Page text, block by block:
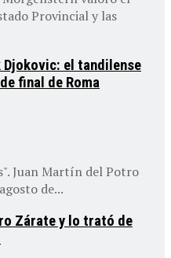
Provincial y las
el tandilense
final de Roma
Juan Martín del Potro
de...
Zárate y lo trató de